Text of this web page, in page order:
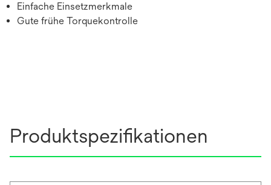
Einfache Einsetzmerkmale
Gute frühe Torquekontrolle
Produktspezifikationen